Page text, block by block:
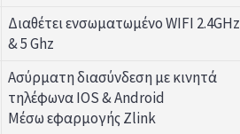
Διαθέτει ενσωματωμένο WIFI 2.4GHz
& 5 Ghz
Ασύρματη διασύνδεση με κινητά
τηλέφωνα IOS & Android
Μέσω εφαρμογής Zlink